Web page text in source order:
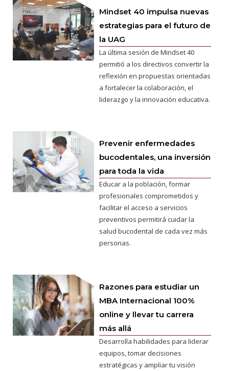
Mindset 40 impulsa nuevas
estrategias para el futuro de
la UAG
La última sesión de Mindset 40
permitió a los directivos convertir la
reflexión en propuestas orientadas
a fortalecer la colaboración, el
liderazgo y la innovación educativa.
Prevenir enfermedades
bucodentales, una inversión
para toda la vida
Educar a la población, formar
profesionales comprometidos y
facilitar el acceso a servicios
preventivos permitirá cuidar la
salud bucodental de cada vez más
personas.
Razones para estudiar un
MBA Internacional 100%
online y llevar tu carrera
más allá
Desarrolla habilidades para liderar
equipos, tomar decisiones
estratégicas y ampliar tu visión